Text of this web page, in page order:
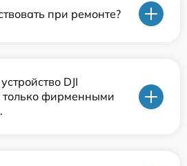
при ремонте?
DJI
только фирменными